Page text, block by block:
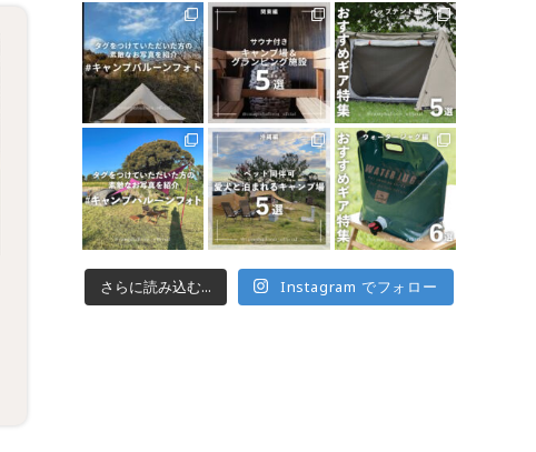
さらに読み込む... Instagram でフォロー